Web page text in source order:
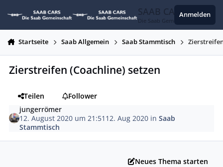
SAAB CARS
Die Saab Gemeinschaft
Anmelden
Startseite Saab Allgemein Saab Stammtisch
Zierstreifen (Coachline) setzen
Teilen
Follower
jungerrömer
12. August 2020 um 21:51 12. Aug 2020 inSaab
Stammtisch
Neues Thema starten